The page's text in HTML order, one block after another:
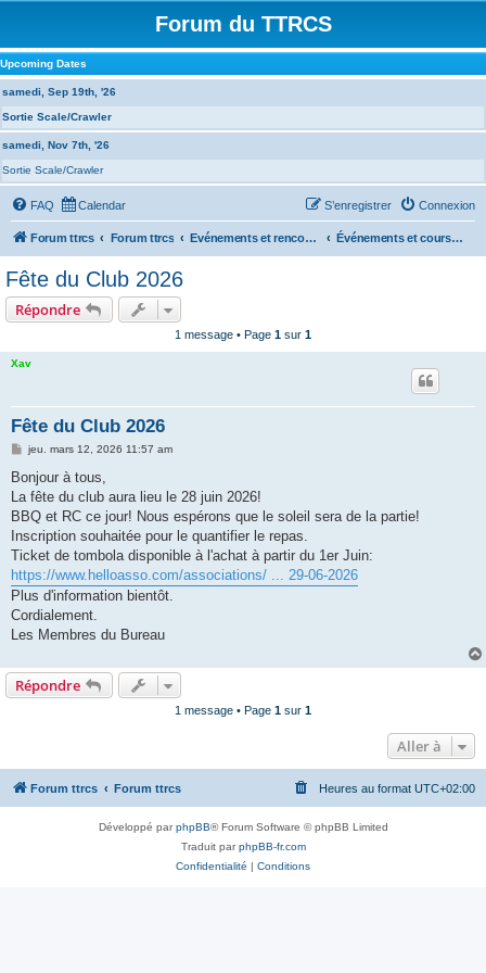
Forum du TTRCS
Upcoming Dates
samedi, Sep 19th, '26
Sortie Scale/Crawler
samedi, Nov 7th, '26
Sortie Scale/Crawler
FAQ Calendar Connexion
S’enregistrer
Forum ttrcs Forum ttrcs Evénements et rencontres Événements et courses à la GRENOUILLERE
Fête du Club 2026
Répondre
1 message • Page 1 sur 1
Xav
Fête du Club 2026
M
s
a
g
jeu. mars 12, 2026 11:57 am
Bonjour à tous,
La fête du club aura lieu le 28 juin 2026!
BBQ et RC ce jour! Nous espérons que le soleil sera de la partie!
Inscription souhaitée pour le quantifier le repas.
Ticket de tombola disponible à l'achat à partir du 1er Juin:
https://www.helloasso.com/associations/ ... 29-06-2026
Plus d'information bientôt.
Cordialement.
Les Membres du Bureau
Répondre
1 message • Page 1 sur 1
Aller à
Forum ttrcs Forum ttrcs Heures au format UTC+02:00
Développé parphpBB® Forum Software © phpBB Limited
Traduit parphpBB-fr.com
Confidentialité | Conditions